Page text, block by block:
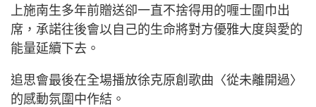
上施南生多年前贈送卻一直不捨得用的喱士圍巾出
席，承諾往後會以自己的生命將對方優雅大度與愛的
能量延續下去。
追思會最後在全場播放徐克原創歌曲〈從未離開過〉
的感動氛圍中作結。